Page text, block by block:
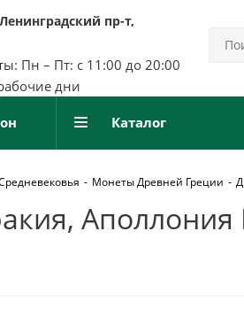
пр-т,
Пн – Пт: с 11:00 до 20:00
дни
Каталог
- Монеты Древней Греции -
Аполлония